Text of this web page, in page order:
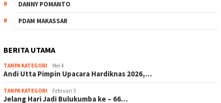
DANNY POMANTO
PDAM MAKASSAR
BERITA UTAMA
TANPA KATEGORI Mei 4
Andi Utta Pimpin Upacara Hardiknas 2026,…
TANPA KATEGORI Februari 3
Jelang Hari Jadi Bulukumba ke – 66…